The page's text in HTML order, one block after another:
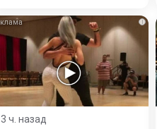
i
3 ч. назад